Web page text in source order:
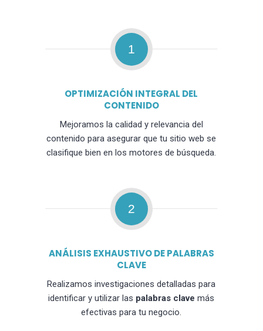
1
OPTIMIZACIÓN INTEGRAL DEL
CONTENIDO
Mejoramos la calidad y relevancia del
contenido para asegurar que tu sitio web se
clasifique bien en los motores de búsqueda.
2
ANÁLISIS EXHAUSTIVO DE PALABRAS
CLAVE
Realizamos investigaciones detalladas para
identificar y utilizar las palabras clave más
efectivas para tu negocio.